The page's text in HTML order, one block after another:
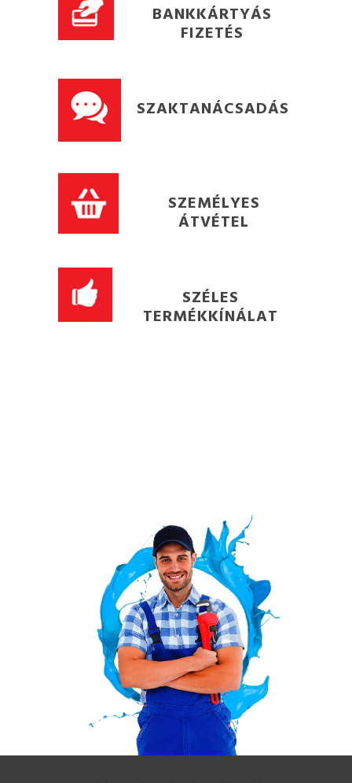
BANKKÁRTYÁS
FIZETÉS
SZAKTANÁCSADÁS
SZEMÉLYES
ÁTVÉTEL
SZÉLES
TERMÉKKÍNÁLAT